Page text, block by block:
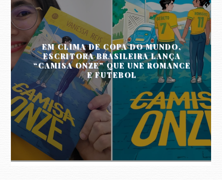
EM CLIMA DE COPA DO MUNDO,
ESCRITORA BRASILEIRA LANÇA
“CAMISA ONZE” QUE UNE ROMANCE
E FUTEBOL